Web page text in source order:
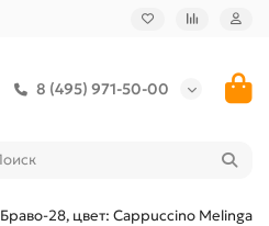
8 (495) 971-50-00
Браво-28, цвет: Cappuccino Melinga